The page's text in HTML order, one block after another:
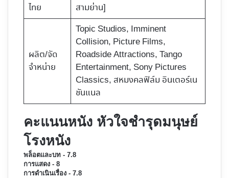
ไทย
สามย่าน]
ผลิต/จัด
จำหน่าย
Topic Studios, ​Imminent
Collision, Picture Films,
Roadside Attractions, Tango
Entertainment, Sony Pictures
Classics, สหมงคลฟิล์ม อินเตอร์เน
ชันแนล
คะแนนหนัง หัวใจชำรุดมนุษย์
โรงหนัง
พล็อตและบท - 7.8
การแสดง - 8
การดำเนินเรื่อง - 7.8